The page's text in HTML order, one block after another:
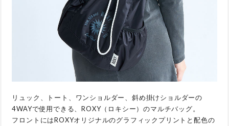
リュック、トート、ワンショルダー、斜め掛けショルダーの
4WAYで使用できる、ROXY（ロキシー）のマルチバッグ。
フロントにはROXYオリジナルのグラフィックプリントと配色の